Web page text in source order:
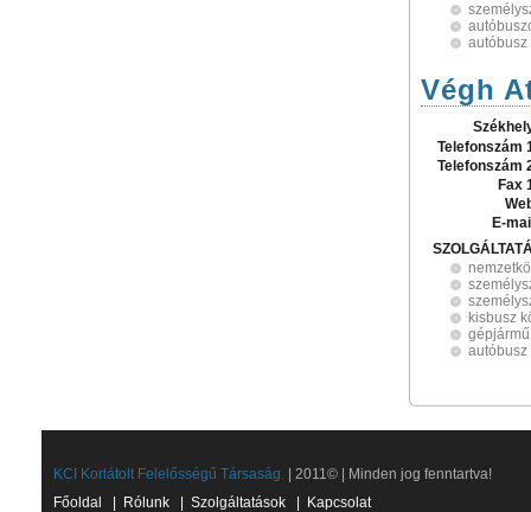
Végh
Telefonszám
Telefonszám
Fax
E-
kisbusz
KCI Korlátolt Felelősségű Társaság. | 2011© | Minden jog fenntartva!
Főoldal
Rólunk Szolgáltatások Kapcsolat